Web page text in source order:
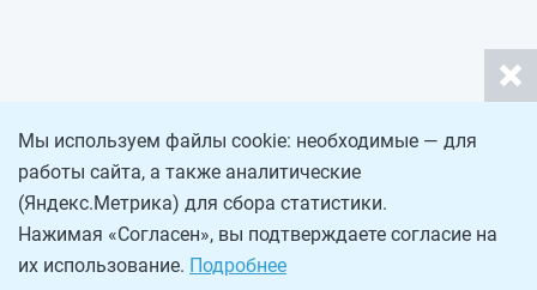
Мы используем файлы cookie: необходимые — для
работы сайта, а также аналитические
(Яндекс.Метрика) для сбора статистики.
Нажимая «Согласен», вы подтверждаете согласие на
их использование. Подробнее